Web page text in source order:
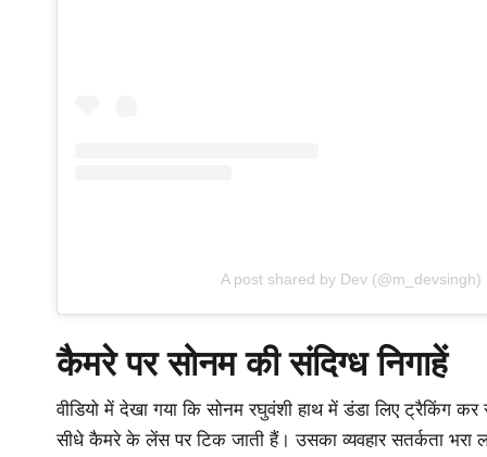
A post shared by Dev (@m_devsingh)
कैमरे पर सोनम की संदिग्ध निगाहें
वीडियो में देखा गया कि सोनम रघुवंशी हाथ में डंडा लिए
सीधे कैमरे के लेंस पर टिक जाती हैं। उसका व्यवहार सतर्कता भरा